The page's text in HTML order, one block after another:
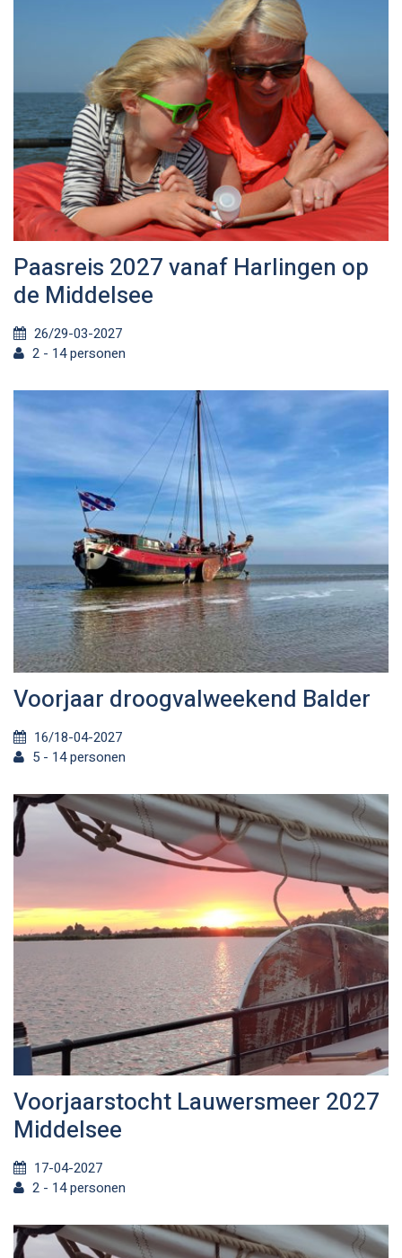
Paasreis 2027 vanaf Harlingen op
de Middelsee
26/29-03-2027
2 - 14 personen
Voorjaar droogvalweekend Balder
16/18-04-2027
5 - 14 personen
Voorjaarstocht Lauwersmeer 2027
Middelsee
17-04-2027
2 - 14 personen